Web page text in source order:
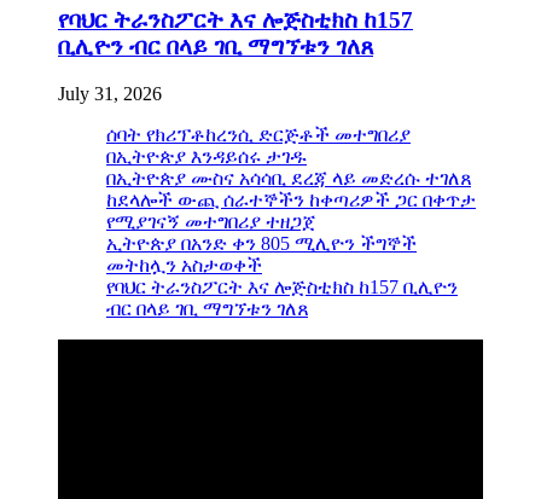
የባህር ትራንስፖርት እና ሎጅስቲክስ ከ157
ቢሊዮን ብር በላይ ገቢ ማግኘቱን ገለጸ
July 31, 2026
ሰባት የክሪፕቶከረንሲ ድርጅቶች መተግበሪያ
በኢትዮጵያ እንዳይሰሩ ታገዱ
በኢትዮጵያ ሙስና አሳሳቢ ደረጃ ላይ መድረሱ ተገለጸ
ከደላሎች ውጪ ሰራተኞችን ከቀጣሪዎች ጋር በቀጥታ
የሚያገናኝ መተግበሪያ ተዘጋጀ
ኢትዮጵያ በአንድ ቀን 805 ሚሊዮን ችግኞች
መትከሏን አስታወቀች
የባህር ትራንስፖርት እና ሎጅስቲክስ ከ157 ቢሊዮን
ብር በላይ ገቢ ማግኘቱን ገለጸ